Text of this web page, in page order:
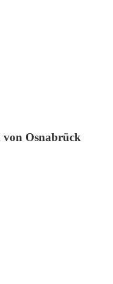
von Osnabrück